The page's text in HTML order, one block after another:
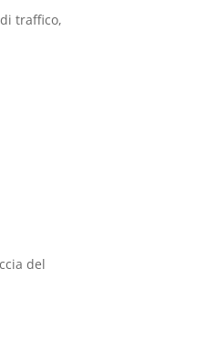
traffico,
del